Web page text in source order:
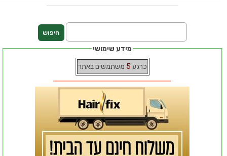
מידע שימושי
כרגע 5 משתמשים באתר